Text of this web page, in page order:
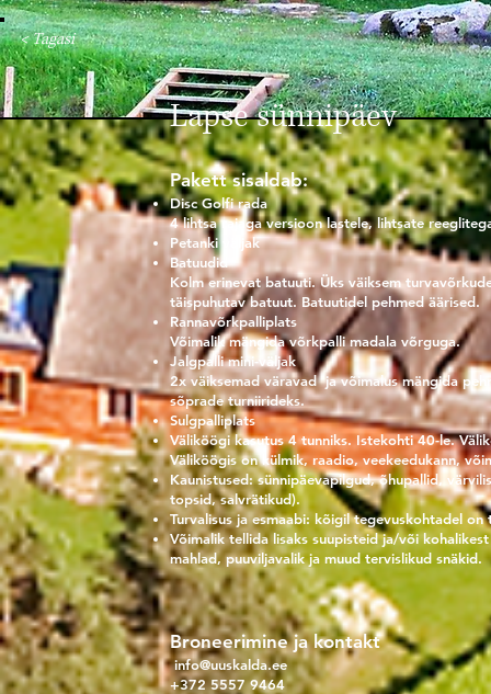
< Tagasi
Lapse
Pakett sisaldab:
Disc Golfi rada
4 lihtsa rajaga versioon lastele, lihtsate
Petanki väljak
Batuudid
Kolm erinevat batuuti. Üks väiksem
täispuhutav batuut. Batuutidel pehmed äärised.
Rannavõrkpalliplats
Võimalik mängida võrkpalli madala võrguga.
Jalgpalli mini-väljak
2x väiksemad väravad ja võimalus mängida
sõprade turniirideks.
Sulgpalliplats
Väliköögi kasutus 4 tunniks. Istekohti 40-le.
Väliköögis on külmik, raadio, veekeedukann,
Kaunistused: sünnipäevapilgud, õhupallid,
topsid, salvrätikud).
Turvalisus ja esmaabi: kõigil tegevuskohtadel
Võimalik tellida lisaks suupisteid ja/või
mahlad, puuviljavalik ja muud tervislikud snäkid.
Broneerimine ja kontakt
info@uuskalda.ee
+372 5557 9464